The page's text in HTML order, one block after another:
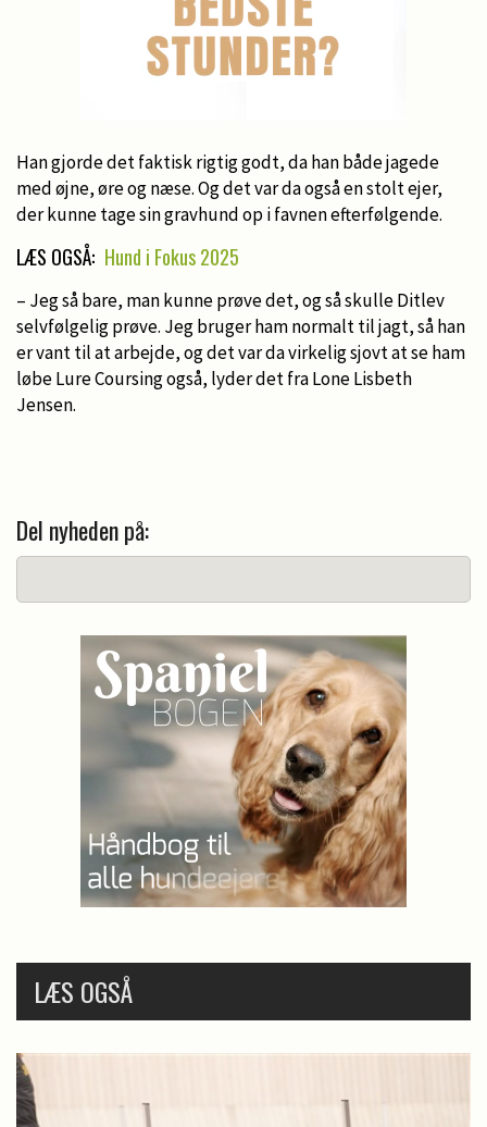
Han gjorde det faktisk rigtig godt, da han både jagede
med øjne, øre og næse. Og det var da også en stolt ejer,
der kunne tage sin gravhund op i favnen efterfølgende.
LÆS OGSÅ: Hund i Fokus 2025
– Jeg så bare, man kunne prøve det, og så skulle Ditlev
selvfølgelig prøve. Jeg bruger ham normalt til jagt, så han
er vant til at arbejde, og det var da virkelig sjovt at se ham
løbe Lure Coursing også, lyder det fra Lone Lisbeth
Jensen.
Del nyheden på:
LÆS OGSÅ